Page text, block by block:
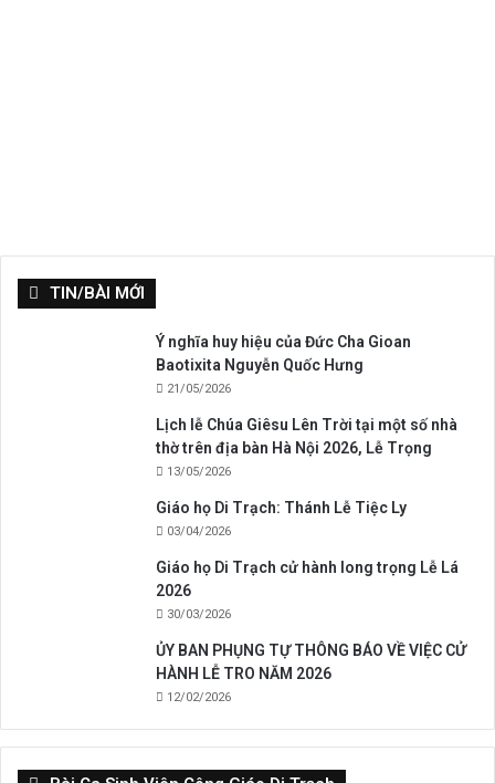
TIN/BÀI MỚI
Ý nghĩa huy hiệu của Đức Cha Gioan
Baotixita Nguyễn Quốc Hưng
21/05/2026
Lịch lễ Chúa Giêsu Lên Trời tại một số nhà
thờ trên địa bàn Hà Nội 2026, Lễ Trọng
13/05/2026
Giáo họ Di Trạch: Thánh Lễ Tiệc Ly
03/04/2026
Giáo họ Di Trạch cử hành long trọng Lễ Lá
2026
30/03/2026
ỦY BAN PHỤNG TỰ THÔNG BÁO VỀ VIỆC CỬ
HÀNH LỄ TRO NĂM 2026
12/02/2026